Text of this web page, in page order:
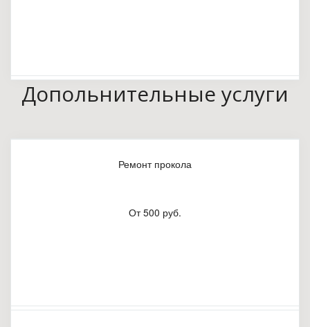
Допольнительные услуги
Ремонт прокола
От 500 руб.